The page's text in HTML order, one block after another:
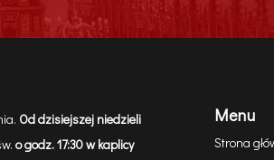
Od dzisiejszej niedzieli
o godz. 17:30 w kaplicy
Menu
Strona